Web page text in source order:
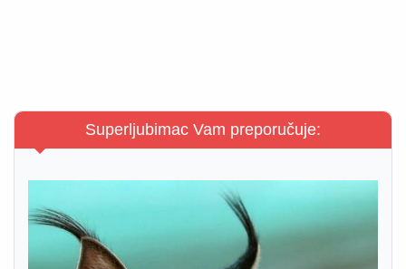
Superljubimac Vam preporučuje: